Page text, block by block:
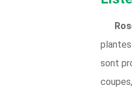
sont